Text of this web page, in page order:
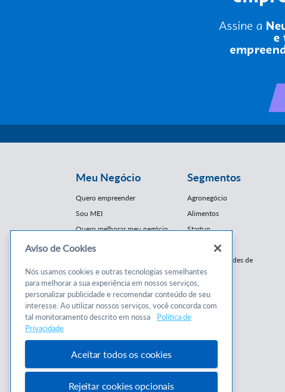
Meu Negócio
Quero empreender
Sou MEI
Quero melhorar meu negócio
Conteúdos
Cursos
Consultorias
Segmentos
Agronegócio
Alimentos
Startup
E-Commerce
Franquias / Redes de
Cooperação
Moda
Moveleiro
Saúde
Mercopar
Aviso de Cookies
Nós usamos cookies e outras tecnologias semelhantes
para melhorar a sua experiência em nossos serviços,
personalizar publicidade e recomendar conteúdo de seu
interesse. Ao utilizar nossos serviços, você concorda com
tal monitoramento descrito em nossa
Política de
Privacidade
Aceitar todos os cookies
Rejeitar cookies opcionais